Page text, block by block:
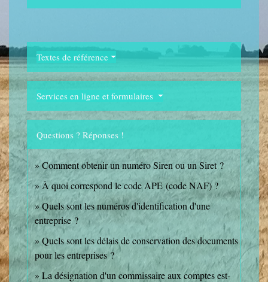
Textes de référence
Services en ligne et formulaires
Questions ? Réponses !
Comment obtenir un numéro Siren ou un Siret ?
À quoi correspond le code APE (code NAF) ?
Quels sont les numéros d'identification d'une
entreprise ?
Quels sont les délais de conservation des documents
pour les entreprises ?
La désignation d'un commissaire aux comptes est-